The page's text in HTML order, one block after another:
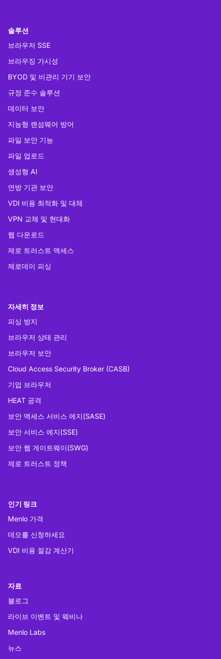
솔루션
브라우저 SSE
브라우징 가시성
BYOD 및 비관리 기기 보안
규정 준수 솔루션
데이터 보안
지능형 랜섬웨어 방어
파일 보안 기능
파일 업로드
생성형 AI
연방 기관 보안
VDI 비용 최적화 및 대체
VPN 교체 및 현대화
웹 다운로드
제로 트러스트 액세스
제로데이 피싱
자세히 정보
피싱 방지
브라우저 상태 관리
브라우저 보안
Cloud Access Security Broker (CASB)
기업 브라우저
HEAT 공격
보안 액세스 서비스 에지(SASE)
보안 서비스 에지(SSE)
보안 웹 게이트웨이(SWG)
제로 트러스트 정책
인기 링크
Menlo 가격
데모를 신청하세요
VDI 비용 절감 계산기
자료
블로그
라이브 이벤트 및 웨비나
Menlo Labs
뉴스